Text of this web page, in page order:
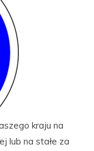
kraju na
lub na stałe za